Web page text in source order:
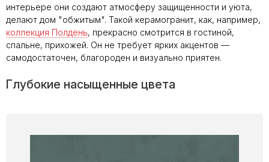
интерьере они создают атмосферу защищенности и уюта,
делают дом "обжитым". Такой керамогранит, как, например,
коллекция Полдень, прекрасно смотрится в гостиной,
спальне, прихожей. Он не требует ярких акцентов —
самодостаточен, благороден и визуально приятен.
Глубокие насыщенные цвета